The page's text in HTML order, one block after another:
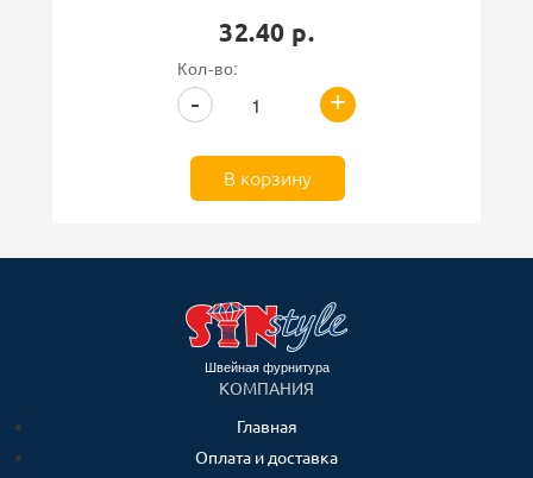
32.40 р.
Кол-во:
+
-
В корзину
Швейная фурнитура
КОМПАНИЯ
Главная
Оплата и доставка